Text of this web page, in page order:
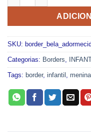
SKU:
Categorias: Borders,
Tags: border, infantil , menina